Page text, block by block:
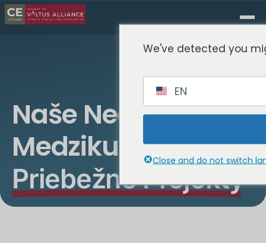
Naše Nedávne
Medzikultúrne
Priebežné Projekty
We've detected you
EN
Close and do not switch